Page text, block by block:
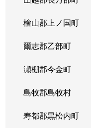
檜山郡上ノ国町
爾志郡乙部町
瀬棚郡今金町
島牧郡島牧村
寿都郡黒松内町